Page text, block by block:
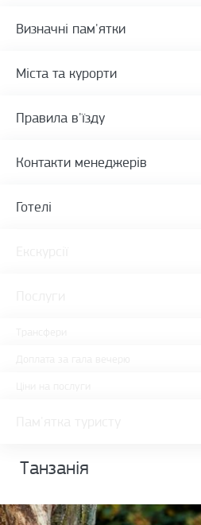
Визначні пам'ятки
Міста та курорти
Правила в'їзду
Контакти менеджерів
Готелі
Танзанія